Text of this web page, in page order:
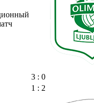
3 : 0
1 : 2